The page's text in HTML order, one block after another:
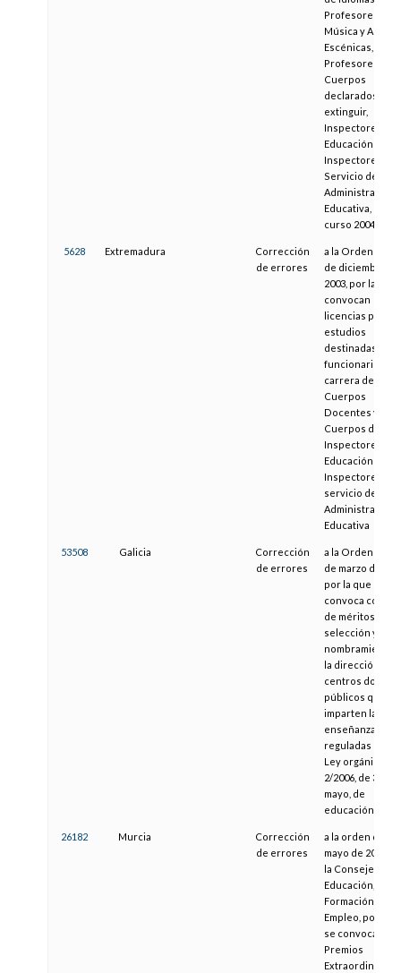
Profesores de
Música y Artes
Escénicas,
Profesores de
Cuerpos
declarados a
extinguir,
Inspectores de
Educación e
Inspectores al
Servicio de la
Administración
Educativa, para
curso 2004-2005
5628 Extremadura
Corrección
de errores
a la Orden de 12
de diciembre de
2003, por la que
convocan
licencias por
estudios
destinadas a
funcionarios de
carrera de los
Cuerpos
Docentes y de
Cuerpos de
Inspectores de
Educación e
Inspectores al
servicio de la
Administración
Educativa
53508 Galicia
Corrección
de errores
a la Orden de 12
de marzo de
por la que se
convoca
de méritos para
selección y
nombramiento
la dirección de
centros
públicos que
imparten las
enseñanzas
reguladas en la
Ley orgánica
2/2006, de 3 de
mayo, de
educación
26182 Murcia
Corrección
de errores
a la orden de 12
mayo de 2009,
la Consejería de
Educación,
Formación y
Empleo, por la
se convocan los
Premios
Extraordinarios